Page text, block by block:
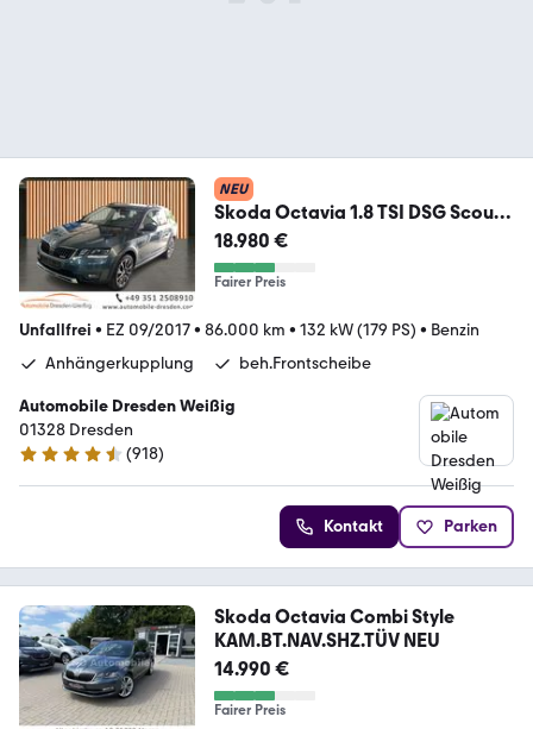
NEU
Skoda Octavia 1.8 TSI DSG Scout
4x4*LED*Navi*DAB
18.980 €
Fairer Preis
Unfallfrei • EZ 09/2017• 86.000 km • 132 kW (179 PS) • Benzin
Anhängerkupplung
beh.Frontscheibe
Automobile Dresden Weißig
01328 Dresden
4.4 Sterne
(918)
Kontakt Parken
Skoda Octavia Combi Style
KAM.BT.NAV.SHZ.TÜV NEU
14.990 €
Fairer Preis